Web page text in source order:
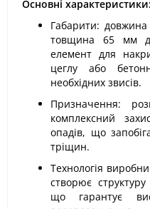
Основні характеристики:
Габарити:
товщина 65 мм
елемент для
цеглу або
необхідних звисів.
Призначення:
комплексний
опадів, що
тріщин.
Технологія
створює
що гарантує